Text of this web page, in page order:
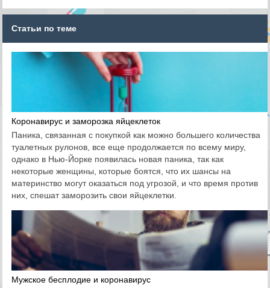
Статьи по теме
Коронавирус и заморозка яйцеклеток
Паника, связанная с покупкой как можно большего количества
туалетных рулонов, все еще продолжается по всему миру,
однако в Нью-Йорке появилась новая паника, так как
некоторые женщины, которые боятся, что их шансы на
материнство могут оказаться под угрозой, и что время против
них, спешат заморозить свои яйцеклетки.
Мужское бесплодие и коронавирус